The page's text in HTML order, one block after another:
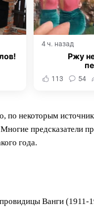
4 ч. назад
Ржу
113 54
некоторым
предсказатели
года.
Ванги (1911-